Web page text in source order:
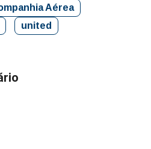
Aérea
united